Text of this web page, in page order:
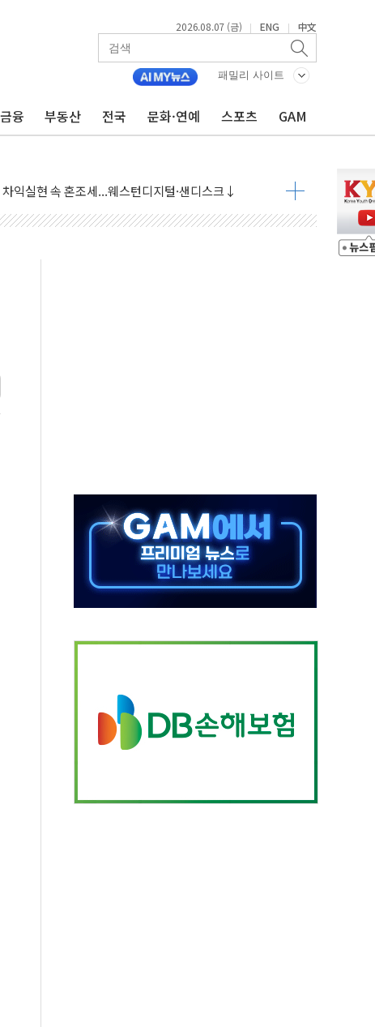
2026.08.07 (금) | ENG | 中文
패밀리 사이트
융 부동산 전국 문화·연예 스포츠 GAM
분 상승… "2분기 기업 순이익 21% 증가" 전망
로 나토 회원국 공격 검토… 거짓 깃발 작전"
이온큐·도어대시↑ VS 샌디스크·피그마·앱러빈↓
대…상법·자본시장법 개정 논의"
에 긴급 안보 점검회의
르무즈 재개방 기대에 강세
'사파리' 공격… 시민들 공포감 극대화 전략
주총 기대감에 홀로 상한가…마진 잔액은 사상 최고
하는 '선봉'의 대민 봉사
사일 1발 발사… 올해 10번째·42일 만 도발
분만에 진화...외국인 노동자 숨져